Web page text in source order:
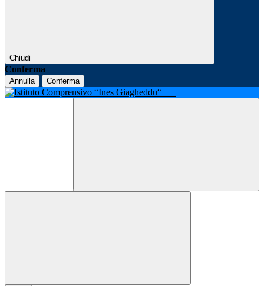
Chiudi
Conferma
Annulla Conferma